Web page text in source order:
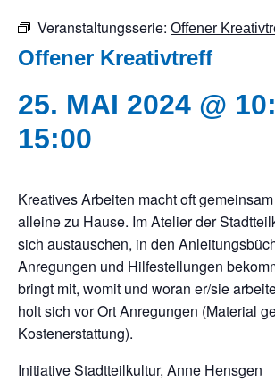
Veranstaltungsserie: Offener
Offener Kreativtreff
25. MAI 2024 @
15:00
Kreatives Arbeiten macht oft
alleine zu Hause. Im Atelier der
sich austauschen, in den
Anregungen und Hilfestellungen
bringt mit, womit und woran er/sie
holt sich vor Ort Anregungen (Material
Kostenerstattung).
Initiative Stadtteilkultur, Anne Hensgen